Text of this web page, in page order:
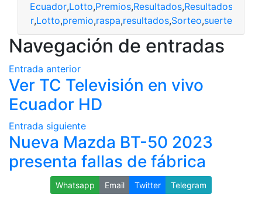
Ecuador,Lotto,Premios,Resultados,Resultados de
,Lotto,premio,raspa,resultados,Sorteo,suerte
Navegación de entradas
Entrada anterior
Ver TC Televisión en vivo
Ecuador HD
Entrada siguiente
Nueva Mazda BT-50 2023
presenta fallas de fábrica
Whatsapp Email Twitter Telegram